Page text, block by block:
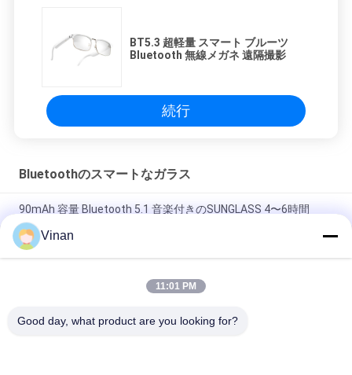
BT5.3 超軽量 スマート ブルーツ
Bluetooth 無線メガネ 遠隔撮影
続行
Bluetoothのスマートなガラス
90mAh 容量 Bluetooth 5.1 音楽付きのSUNGLASS 4〜6時間
TR 柔軟なフレーム BT 5.3 音楽 4-5 時間 サイクリング スポーツ
ブルーツ 乗用眼鏡
IOSおよびアンドロイドのための無光沢の黒いBT5.0 Bluetooth
Vinan
11:01 PM
Good day, what product are you looking for?